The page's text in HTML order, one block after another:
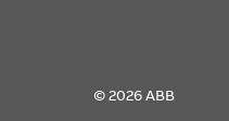
© 2026 ABB